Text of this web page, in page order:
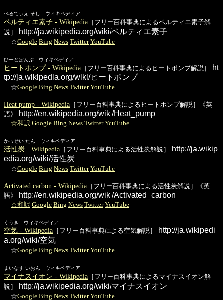
ぺるてぃえ そし ウィキペディア
ペルティエ素子 - Wikipedia ［フリー百科事典によるペルティエ素子解
説］
http://ja.wikipedia.org/wiki/ペルティエ素子
☆Google Bing News Twitter YouTube
ひーとぽんぷ ウィキペディア
ヒートポンプ - Wikipedia ［フリー百科事典によるヒートポンプ解説］
ht
tp://ja.wikipedia.org/wiki/ヒートポンプ
☆Google Bing News Twitter YouTube
Heat pump - Wikipedia ［フリー百科事典によるヒートポンプ解説］《英
語》
http://en.wikipedia.org/wiki/Heat_pump
☆和訳 Google Bing News Twitter YouTube
かっせい たん ウィキペディア
活性炭 - Wikipedia ［フリー百科事典による活性炭解説］
http://ja.wikip
edia.org/wiki/活性炭
☆Google Bing News Twitter YouTube
Activated carbon - Wikipedia ［フリー百科事典による活性炭解説］《英
語》
http://en.wikipedia.org/wiki/Activated_carbon
☆和訳 Google Bing News Twitter YouTube
くうき ウィキペディア
空気 - Wikipedia ［フリー百科事典による空気解説］
http://ja.wikipedi
a.org/wiki/空気
☆Google Bing News Twitter YouTube
まいなす いおん ウィキペディア
マイナスイオン - Wikipedia ［フリー百科事典によるマイナスイオン解
説］
http://ja.wikipedia.org/wiki/マイナスイオン
☆Google Bing News Twitter YouTube